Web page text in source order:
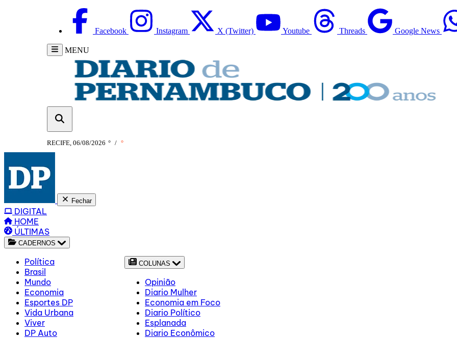
Facebook Instagram X (Twitter) Youtube Threads Google News
MENU
RECIFE, 06/08/2026 ° / °
Fechar
DIGITAL
HOME
ÚLTIMAS
CADERNOS
Política
Brasil
Mundo
Economia
Esportes DP
Vida Urbana
Viver
DP Auto
COLUNAS
Opinião
Diario Mulher
Economia em Foco
Diario Político
Esplanada
Diario Econômico